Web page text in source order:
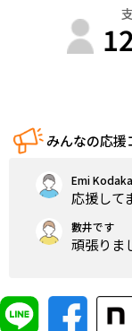
みんなの応援
Emi Kodaka
応援して
數井です
頑張りま